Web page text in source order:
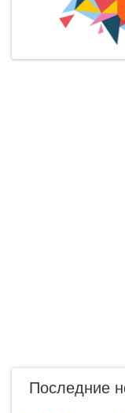
Последние